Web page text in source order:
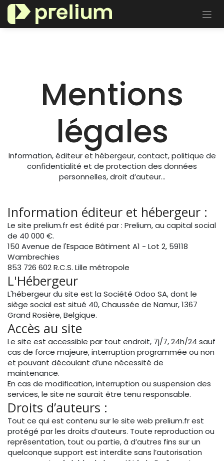
Se rendre au contenu
Mentions
légales
Information, éditeur et hébergeur, contact, politique de
confidentialité et de protection des données
personnelles, droit d’auteur…
Information éditeur et hébergeur :
Le site prelium.fr est édité par : Prelium, au capital social
de 40 000 €.
150 Avenue de l'Espace Bâtiment A1 - Lot 2, 59118
Wambrechies
853 726 602 R.C.S. Lille métropole
L'Hébergeur
L'hébergeur du site est la Société Odoo SA, dont le
siège social est situé 40, Chaussée de Namur, 1367
Grand Rosière, Belgique.
Accès au site
Le site est accessible par tout endroit, 7j/7, 24h/24 sauf
cas de force majeure, interruption programmée ou non
et pouvant découlant d’une nécessité de
maintenance.
En cas de modification, interruption ou suspension des
services, le site ne saurait être tenu responsable.
Droits d’auteurs :
Tout ce qui est contenu sur le site web prelium.fr est
protégé par les droits d’auteurs. Toute reproduction ou
représentation, tout ou partie, à d’autres fins sur un
quelconque support est interdite sans l’autorisation